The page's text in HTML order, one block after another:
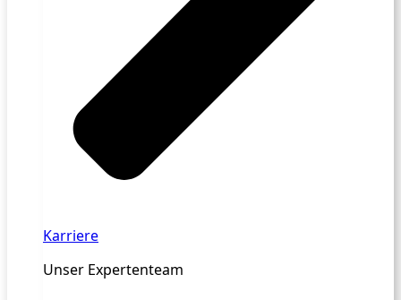
Karriere
Unser Expertenteam